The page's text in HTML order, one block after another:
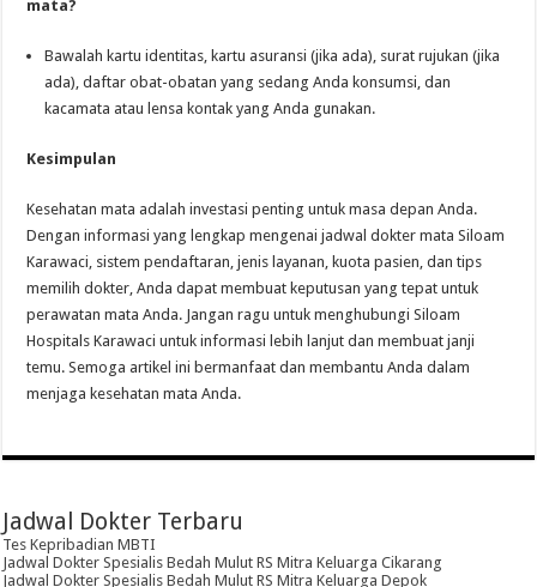
mata?
Bawalah kartu identitas, kartu asuransi (jika ada), surat rujukan (jika
ada), daftar obat-obatan yang sedang Anda konsumsi, dan
kacamata atau lensa kontak yang Anda gunakan.
Kesimpulan
Kesehatan mata adalah investasi penting untuk masa depan Anda.
Dengan informasi yang lengkap mengenai jadwal dokter mata Siloam
Karawaci, sistem pendaftaran, jenis layanan, kuota pasien, dan tips
memilih dokter, Anda dapat membuat keputusan yang tepat untuk
perawatan mata Anda. Jangan ragu untuk menghubungi Siloam
Hospitals Karawaci untuk informasi lebih lanjut dan membuat janji
temu. Semoga artikel ini bermanfaat dan membantu Anda dalam
menjaga kesehatan mata Anda.
Jadwal Dokter Terbaru
Tes Kepribadian MBTI
Jadwal Dokter Spesialis Bedah Mulut RS Mitra Keluarga Cikarang
Jadwal Dokter Spesialis Bedah Mulut RS Mitra Keluarga Depok